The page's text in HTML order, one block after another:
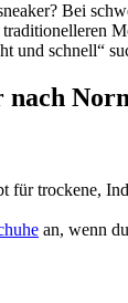
Bei
und schnell“
nach
für trockene,
an, wenn